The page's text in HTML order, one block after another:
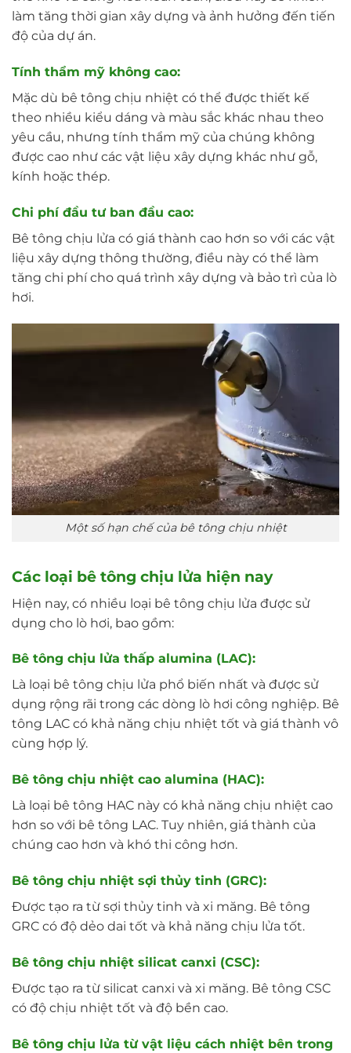
làm tăng thời gian xây dựng và ảnh hưởng đến tiến
độ của dự án.
Tính thẩm mỹ không cao:
Mặc dù bê tông chịu nhiệt có thể được thiết kế
theo nhiều kiểu dáng và màu sắc khác nhau theo
yêu cầu, nhưng tính thẩm mỹ của chúng không
được cao như các vật liệu xây dựng khác như gỗ,
kính hoặc thép.
Chi phí đầu tư ban đầu cao:
Bê tông chịu lửa có giá thành cao hơn so với các vật
liệu xây dựng thông thường, điều này có thể làm
tăng chi phí cho quá trình xây dựng và bảo trì của lò
hơi.
Một số hạn chế của bê tông chịu nhiệt
Các loại bê tông chịu lửa hiện nay
Hiện nay, có nhiều loại bê tông chịu lửa được sử
dụng cho lò hơi, bao gồm:
Bê tông chịu lửa thấp alumina (LAC):
Là loại bê tông chịu lửa phổ biến nhất và được sử
dụng rộng rãi trong các dòng lò hơi công nghiệp. Bê
tông LAC có khả năng chịu nhiệt tốt và giá thành vô
cùng hợp lý.
Bê tông chịu nhiệt cao alumina (HAC):
Là loại bê tông HAC này có khả năng chịu nhiệt cao
hơn so với bê tông LAC. Tuy nhiên, giá thành của
chúng cao hơn và khó thi công hơn.
Bê tông chịu nhiệt sợi thủy tinh (GRC):
Được tạo ra từ sợi thủy tinh và xi măng. Bê tông
GRC có độ dẻo dai tốt và khả năng chịu lửa tốt.
Bê tông chịu nhiệt silicat canxi (CSC):
Được tạo ra từ silicat canxi và xi măng. Bê tông CSC
có độ chịu nhiệt tốt và độ bền cao.
Bê tông chịu lửa từ vật liệu cách nhiệt bên trong